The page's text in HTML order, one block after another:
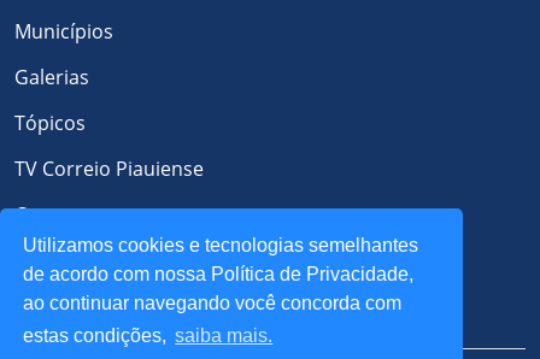
Utilizamos cookies e tecnologias semelhantes
de acordo com nossa Política de Privacidade,
ao continuar navegando você concorda com
estas condições, saiba mais.
Municípios
Galerias
Tópicos
TV Correio Piauiense
Contato
Política de Privacidade e Cookies
REDES SOCIAIS